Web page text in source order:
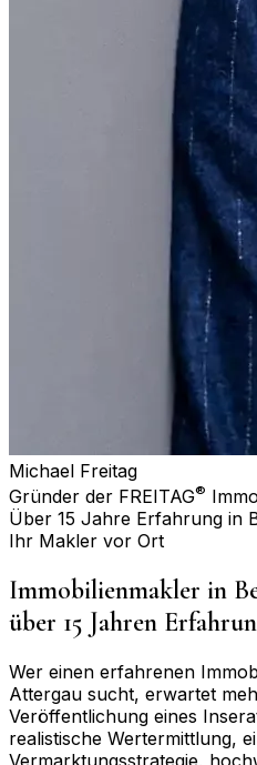
Michael Freitag
Gründer der FREITAG®
Über 15 Jahre Erfahrung in
Ihr Makler vor Ort
Immobilienmakler in
über 15 Jahren
Wer einen erfahrenen
Attergau sucht, erwartet
Veröffentlichung eines
realistische Wertermittlung,
Vermarktungsstrategie,